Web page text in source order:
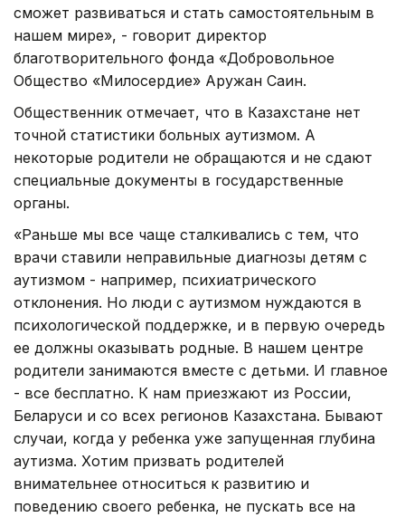
сможет развиваться и стать самостоятельным в
нашем мире», - говорит директор
благотворительного фонда «Добровольное
Общество «Милосердие» Аружан Саин.
Общественник отмечает, что в Казахстане нет
точной статистики больных аутизмом. А
некоторые родители не обращаются и не сдают
специальные документы в государственные
органы.
«Раньше мы все чаще сталкивались с тем, что
врачи ставили неправильные диагнозы детям с
аутизмом - например, психиатрического
отклонения. Но люди с аутизмом нуждаются в
психологической поддержке, и в первую очередь
ее должны оказывать родные. В нашем центре
родители занимаются вместе с детьми. И главное
- все бесплатно. К нам приезжают из России,
Беларуси и со всех регионов Казахстана. Бывают
случаи, когда у ребенка уже запущенная глубина
аутизма. Хотим призвать родителей
внимательнее относиться к развитию и
поведению своего ребенка, не пускать все на